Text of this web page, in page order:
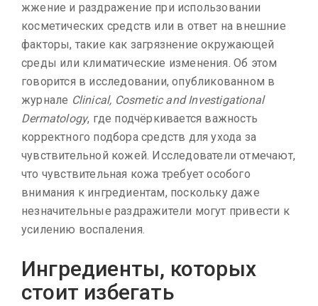
жжение и раздражение при использовании
косметических средств или в ответ на внешние
факторы, такие как загрязнение окружающей
среды или климатические изменения. Об этом
говорится в исследовании, опубликованном в
журнале Clinical, Cosmetic and Investigational
Dermatology, где подчёркивается важность
корректного подбора средств для ухода за
чувствительной кожей. Исследователи отмечают,
что чувствительная кожа требует особого
внимания к ингредиентам, поскольку даже
незначительные раздражители могут привести к
усилению воспаления.
Ингредиенты, которых
стоит избегать